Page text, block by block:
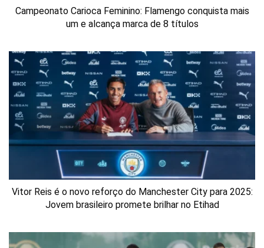
Campeonato Carioca Feminino: Flamengo conquista mais
um e alcança marca de 8 títulos
Vitor Reis é o novo reforço do Manchester City para 2025:
Jovem brasileiro promete brilhar no Etihad